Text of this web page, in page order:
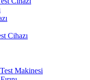
Cihazı
Makinesi